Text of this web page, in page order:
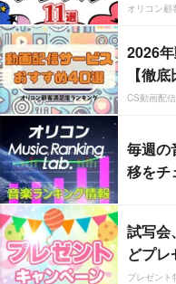
オリコン顧
2026
【徹底
CS動画配
毎週の
移をチ
試写会
どプレ
プレゼント